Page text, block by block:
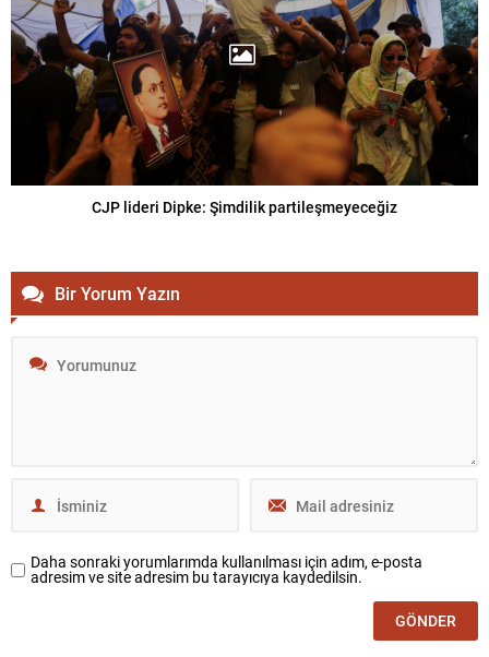
CJP lideri Dipke: Şimdilik partileşmeyeceğiz
Bir Yorum Yazın
Daha sonraki yorumlarımda kullanılması için adım, e-posta
adresim ve site adresim bu tarayıcıya kaydedilsin.